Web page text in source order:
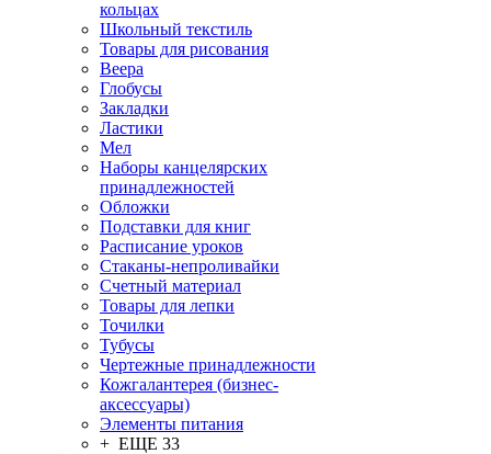
кольцах
Школьный текстиль
Товары для рисования
Веера
Глобусы
Закладки
Ластики
Мел
Наборы канцелярских
принадлежностей
Обложки
Подставки для книг
Расписание уроков
Стаканы-непроливайки
Счетный материал
Товары для лепки
Точилки
Тубусы
Чертежные принадлежности
Кожгалантерея (бизнес-
аксессуары)
Элементы питания
+ ЕЩЕ 33